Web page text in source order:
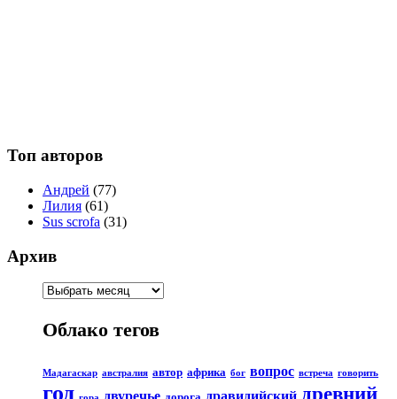
Топ авторов
Андрей (77)
Лилия (61)
Sus scrofa (31)
Архив
Облако тегов
Мадагаскар австралия автор африка бог вопрос встреча говорить
год двуречье дравидийский древний